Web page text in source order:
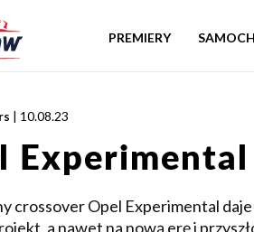
PREMIERY
| 10.08.23
Experimental
crossover Opel Experimental
a nawet na nową erę i